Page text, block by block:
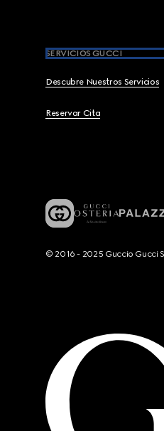
SERVICIOS GUCCI
Descubre Nuestros Servicios
Reservar Cita
© 2016 - 2025 Guccio Gucci